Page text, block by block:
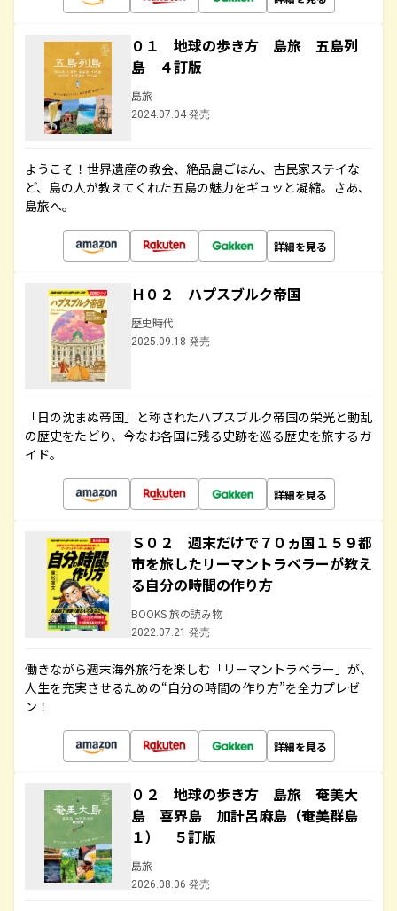
０１ 地球の歩き方 島旅 五島列
島 ４訂版
島旅
2024.07.04 発売
ようこそ！世界遺産の教会、絶品島ごはん、古民家ステイな
ど、島の人が教えてくれた五島の魅力をギュッと凝縮。さあ、
島旅へ。
詳細を見る
Ｈ０２ ハプスブルク帝国
歴史時代
2025.09.18 発売
「日の沈まぬ帝国」と称されたハプスブルク帝国の栄光と動乱
の歴史をたどり、今なお各国に残る史跡を巡る歴史を旅するガ
イド。
詳細を見る
Ｓ０２ 週末だけで７０ヵ国１５９都
市を旅したリーマントラベラーが教え
る自分の時間の作り方
BOOKS 旅の読み物
2022.07.21 発売
働きながら週末海外旅行を楽しむ「リーマントラベラー」が、
人生を充実させるための“自分の時間の作り方”を全力プレゼ
ン！
詳細を見る
０２ 地球の歩き方 島旅 奄美大
島 喜界島 加計呂麻島（奄美群島
１） ５訂版
島旅
2026.08.06 発売